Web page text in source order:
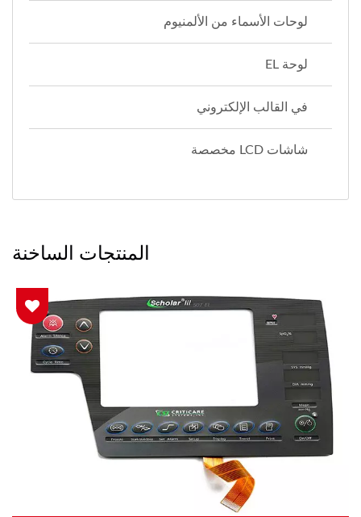
لوحات الأسماء من الألمنيوم
لوحة EL
في القالب الإلكتروني
شاشات LCD مخصصة
المنتجات الساخنة